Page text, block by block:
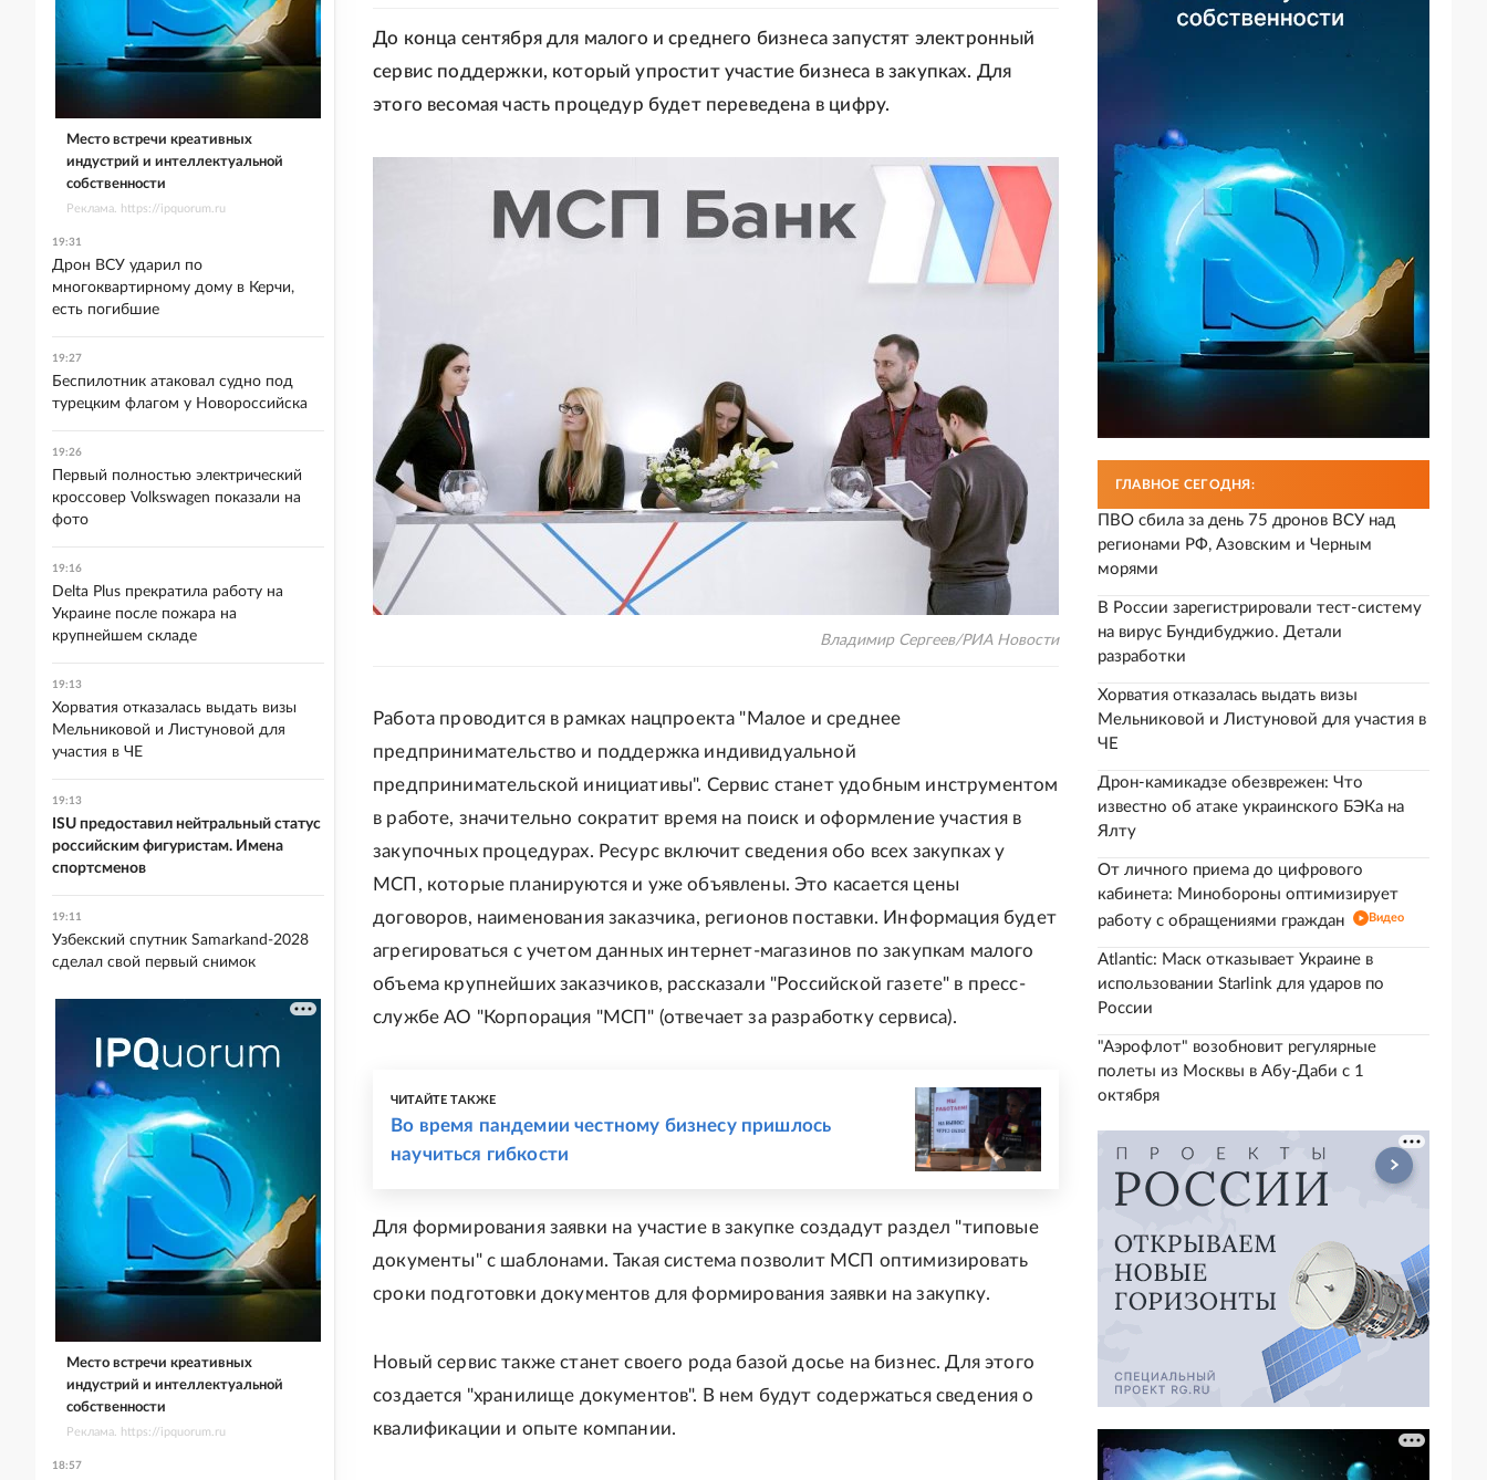
До конца сентября для малого и среднего бизнеса запустят электронный
сервис поддержки, который упростит участие бизнеса в закупках. Для
этого весомая часть процедур будет переведена в цифру.
Владимир Сергеев/РИА Новости
Работа проводится в рамках нацпроекта "Малое и среднее
предпринимательство и поддержка индивидуальной
предпринимательской инициативы". Сервис станет удобным инструментом
в работе, значительно сократит время на поиск и оформление участия в
закупочных процедурах. Ресурс включит сведения обо всех закупках у
МСП, которые планируются и уже объявлены. Это касается цены
договоров, наименования заказчика, регионов поставки. Информация будет
агрегироваться с учетом данных интернет-магазинов по закупкам малого
объема крупнейших заказчиков, рассказали "Российской газете" в пресс-
службе АО "Корпорация "МСП" (отвечает за разработку сервиса).
ЧИТАЙТЕ ТАКЖЕ
Во время пандемии честному бизнесу пришлось
научиться гибкости
Для формирования заявки на участие в закупке создадут раздел "типовые
документы" с шаблонами. Такая система позволит МСП оптимизировать
сроки подготовки документов для формирования заявки на закупку.
Новый сервис также станет своего рода базой досье на бизнес. Для этого
создается "хранилище документов". В нем будут содержаться сведения о
квалификации и опыте компании.
ГЛАВНОЕ СЕГОДНЯ:
ПВО сбила за день 75 дронов ВСУ над
регионами РФ, Азовским и Черным
морями
В России зарегистрировали тест-систему
на вирус Бундибуджио. Детали
разработки
Хорватия отказалась выдать визы
Мельниковой и Листуновой для участия в
ЧЕ
Дрон-камикадзе обезврежен: Что
известно об атаке украинского БЭКа на
Ялту
От личного приема до цифрового
кабинета: Минобороны оптимизирует
работу с обращениями граждан
Видео
Atlantic: Маск отказывает Украине в
использовании Starlink для ударов по
России
"Аэрофлот" возобновит регулярные
полеты из Москвы в Абу-Даби с 1
октября
Место встречи креативных
индустрий и интеллектуальной
собственности
Реклама. https://ipquorum.ru
19:31
Дрон ВСУ ударил по
многоквартирному дому в Керчи,
есть погибшие
19:27
Беспилотник атаковал судно под
турецким флагом у Новороссийска
19:26
Первый полностью электрический
кроссовер Volkswagen показали на
фото
19:16
Delta Plus прекратила работу на
Украине после пожара на
крупнейшем складе
19:13
Хорватия отказалась выдать визы
Мельниковой и Листуновой для
участия в ЧЕ
19:13
ISU предоставил нейтральный статус
российским фигуристам. Имена
спортсменов
19:11
Узбекский спутник Samarkand-2028
сделал свой первый снимок
Место встречи креативных
индустрий и интеллектуальной
собственности
Реклама. https://ipquorum.ru
18:57